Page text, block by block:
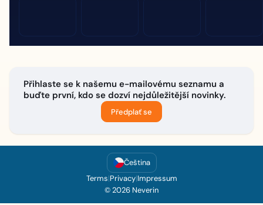
Přihlaste se k našemu e-mailovému seznamu a
buďte první, kdo se dozví nejdůležitější novinky.
Předplať se
Čeština
Terms|Privacy|Impressum
© 2026 Neverin